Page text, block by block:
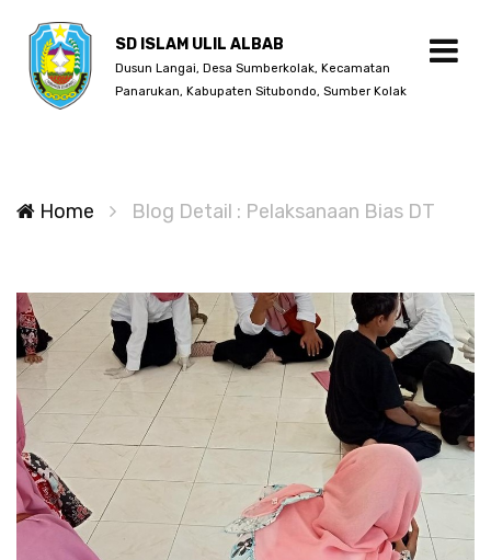
SD ISLAM ULIL ALBAB
Dusun Langai, Desa Sumberkolak, Kecamatan
Panarukan, Kabupaten Situbondo, Sumber Kolak
Home Blog Detail : Pelaksanaan Bias DT